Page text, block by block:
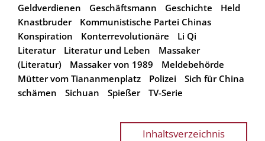
Geldverdienen
Geschäftsmann Geschichte
Held
Knastbruder
Kommunistische Partei Chinas
Konspiration
Konterrevolutionäre
Li Qi
Literatur
Literatur und Leben
Massaker
(Literatur)
Massaker von 1989
Meldebehörde
Mütter vom Tiananmenplatz
Polizei
Sich für China
schämen
Sichuan Spießer TV-Serie
Inhaltsverzeichnis